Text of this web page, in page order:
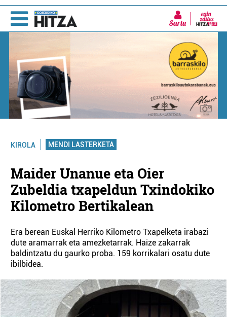
Sartu
KIROLA MENDI LASTERKETA
Maider Unanue eta Oier
Zubeldia txapeldun Txindokiko
Kilometro Bertikalean
Era berean Euskal Herriko Kilometro Txapelketa irabazi
dute aramarrak eta amezketarrak. Haize zakarrak
baldintzatu du gaurko proba. 159 korrikalari osatu dute
ibilbidea.